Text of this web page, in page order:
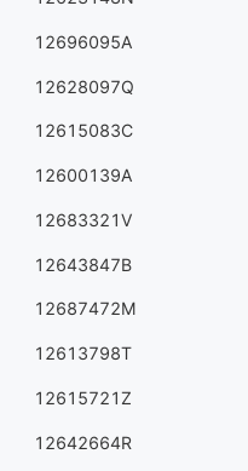
12696095A
12628097Q
12615083C
12600139A
12683321V
12643847B
12687472M
12613798T
12615721Z
12642664R